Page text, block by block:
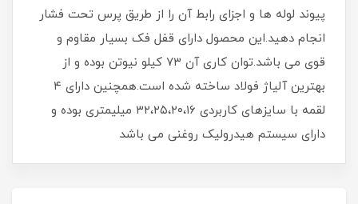
پیوند لوله ها و اجزای رابط آن را از طریق پرس تحت فشار
انجام دهید.این محصول دارای قفل فک بسیار مقاوم و
قوی می باشد.توان کاری آن ۷۳ کیلو نیوتن بوده و از
بهترین آلیاژ فولاد ساخته شده است.همچنین دارای ۴
لقمه با سایزهای کاربردی ۳۲،۲۵،۲۰،۱۶ میلیمتری بوده و
دارای سیستم هیدرولیک روغنی می باشد